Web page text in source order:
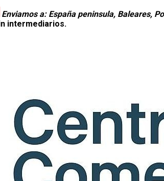
Enviamos a: España peninsula, Baleares,
intermediarios.